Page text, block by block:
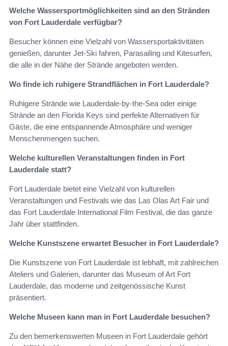
Welche Wassersportmöglichkeiten sind an den Stränden
von Fort Lauderdale verfügbar?
Besucher können eine Vielzahl von Wassersportaktivitäten
genießen, darunter Jet-Ski fahren, Parasailing und Kitesurfen,
die alle in der Nähe der Strände angeboten werden.
Wo finde ich ruhigere Strandflächen in Fort Lauderdale?
Ruhigere Strände wie Lauderdale-by-the-Sea oder einige
Strände an den Florida Keys sind perfekte Alternativen für
Gäste, die eine entspannende Atmosphäre und weniger
Menschenmengen suchen.
Welche kulturellen Veranstaltungen finden in Fort
Lauderdale statt?
Fort Lauderdale bietet eine Vielzahl von kulturellen
Veranstaltungen und Festivals wie das Las Olas Art Fair und
das Fort Lauderdale International Film Festival, die das ganze
Jahr über stattfinden.
Welche Kunstszene erwartet Besucher in Fort Lauderdale?
Die Kunstszene von Fort Lauderdale ist lebhaft, mit zahlreichen
Ateliers und Galerien, darunter das Museum of Art Fort
Lauderdale, das moderne und zeitgenössische Kunst
präsentiert.
Welche Museen kann man in Fort Lauderdale besuchen?
Zu den bemerkenswerten Museen in Fort Lauderdale gehört